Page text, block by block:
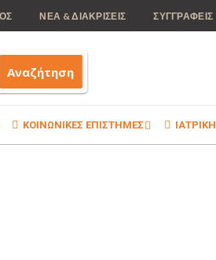
ΝΕΑ & ΔΙΑΚΡΙΣΕΙΣ ΣΥΓΓΡΑΦΕΙΣ
Αναζήτηση
ΚΟΙΝΩΝΙΚΕΣ ΕΠΙΣΤΗΜΕΣ ΙΑΤΡΙΚΗ